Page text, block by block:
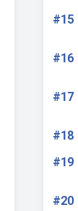
#15
#16
#17
#18
#19
#20